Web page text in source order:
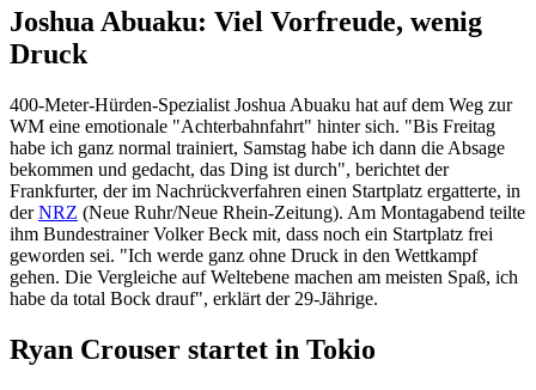
Joshua Abuaku: Viel Vorfreude, wenig
Druck
400-Meter-Hürden-Spezialist Joshua Abuaku hat auf dem Weg zur
WM eine emotionale "Achterbahnfahrt" hinter sich. "Bis Freitag
habe ich ganz normal trainiert, Samstag habe ich dann die Absage
bekommen und gedacht, das Ding ist durch", berichtet der
Frankfurter, der im Nachrückverfahren einen Startplatz ergatterte, in
derNRZ (Neue Ruhr/Neue Rhein-Zeitung). Am Montagabend teilte
ihm Bundestrainer Volker Beck mit, dass noch ein Startplatz frei
geworden sei. "Ich werde ganz ohne Druck in den Wettkampf
gehen. Die Vergleiche auf Weltebene machen am meisten Spaß, ich
habe da total Bock drauf", erklärt der 29-Jährige.
Ryan Crouser startet in Tokio